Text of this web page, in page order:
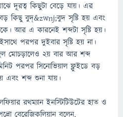
দূরত্ব কিছুটা বেড়ে যায়। এর
কিছু বুদ্&zwnj;বুদ সৃষ্টি হয় এবং
আর এ কারনেই শব্দটা সৃষ্টি হয়।
পরপর দুইবার সৃষ্টি হয় না।
মোচড়ালেও ২য় বার আর শব্দ
পরপর সিনোভিয়াল ফ্লুইডে বড়
শব্দ শুনা যায়।
রথম্যান ইনস্টিটিউটের হাত ও
বেরেজিকলিয়ান বলেন,